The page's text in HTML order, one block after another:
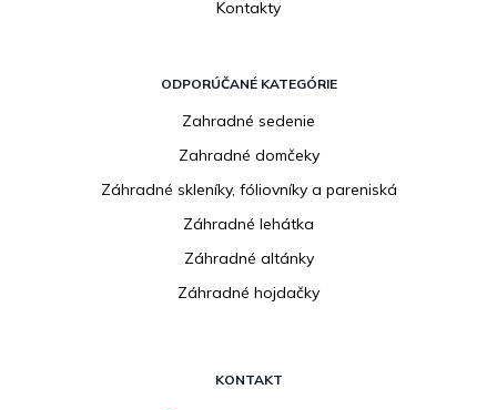
Kontakty
ODPORÚČANÉ KATEGÓRIE
Zahradné sedenie
Zahradné domčeky
Záhradné skleníky, fóliovníky a pareniská
Záhradné lehátka
Záhradné altánky
Záhradné hojdačky
KONTAKT